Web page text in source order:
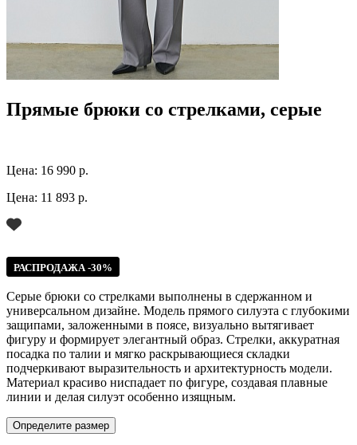
Прямые брюки со стрелками, серые
Цена: 16 990 р.
Цена: 11 893 р.
РАСПРОДАЖА -30%
Серые брюки со стрелками выполнены в сдержанном и
универсальном дизайне. Модель прямого силуэта с глубокими
защипами, заложенными в поясе, визуально вытягивает
фигуру и формирует элегантный образ. Стрелки, аккуратная
посадка по талии и мягко раскрывающиеся складки
подчеркивают выразительность и архитектурность модели.
Материал красиво ниспадает по фигуре, создавая плавные
линии и делая силуэт особенно изящным.
Определите размер